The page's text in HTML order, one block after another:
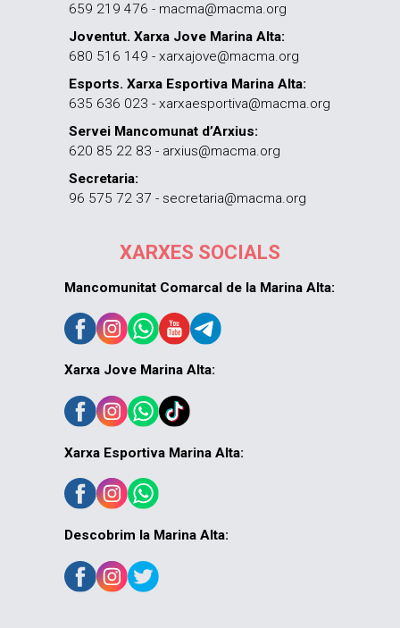
659 219 476 - macma@macma.org
Joventut. Xarxa Jove Marina Alta:
680 516 149 - xarxajove@macma.org
Esports. Xarxa Esportiva Marina Alta:
635 636 023 - xarxaesportiva@macma.org
Servei Mancomunat d’Arxius:
620 85 22 83 - arxius@macma.org
Secretaria:
96 575 72 37 - secretaria@macma.org
XARXES SOCIALS
Mancomunitat Comarcal de la Marina Alta:
Xarxa Jove Marina Alta:
Xarxa Esportiva Marina Alta:
Descobrim la Marina Alta: